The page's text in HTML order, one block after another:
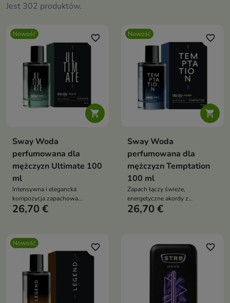
Jest 302 produktów.
Nowość

favorite_border
Sway Woda
perfumowana dla
mężczyzn Ultimate 100
ml
Intensywna i elegancka
kompozycja zapachowa
stworzona dla mężczyzny
26,70 €
Nowość

favorite_border
Sway Woda
perfumowana dla
mężczyzn Temptation
100 ml
Zapach łączy świeże,
energetyczne akordy z
głębokimi, zmysłowymi nutami,
26,70 €
Nowość favorite_border favorite_border